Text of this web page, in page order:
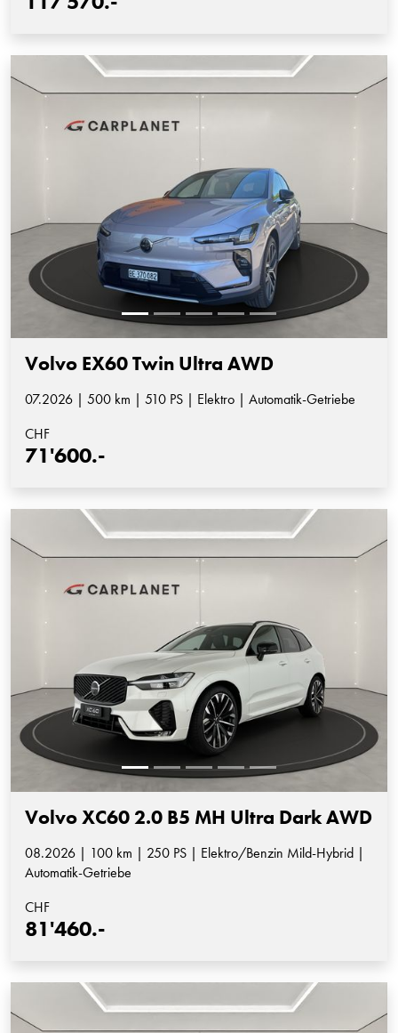
Volvo EX60 Twin Ultra AWD
07.2026 | 500 km | 510 PS | Elektro | Automatik-Getriebe
CHF
71'600.-
Volvo XC60 2.0 B5 MH Ultra Dark AWD
08.2026 | 100 km | 250 PS | Elektro/Benzin Mild-Hybrid |
Automatik-Getriebe
CHF
81'460.-